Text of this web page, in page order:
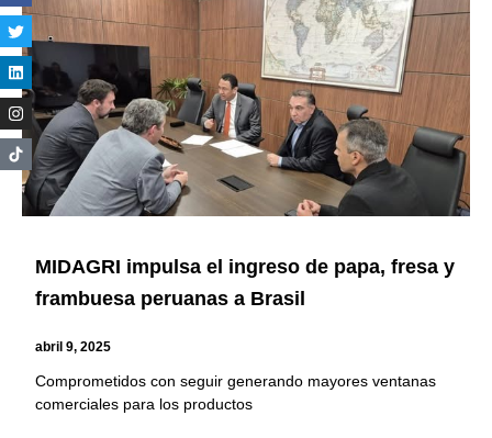
MIDAGRI impulsa el ingreso de papa, fresa y
frambuesa peruanas a Brasil
abril 9, 2025
Comprometidos con seguir generando mayores ventanas
comerciales para los productos